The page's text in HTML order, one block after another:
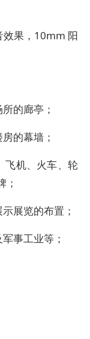
效果，10mm 阳
的廊亭；
的幕墙；
飞机、火车、轮
；
展览的布置；
事工业等；